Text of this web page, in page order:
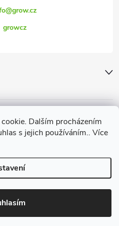
Dalším procházením
s jejich používáním.. Více
@grow.cz
growcz
. Všechna práva vyhrazena.